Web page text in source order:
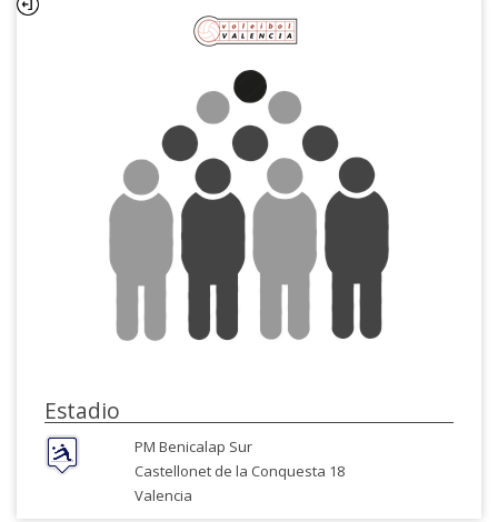
Estadio
PM Benicalap Sur
Castellonet de la Conquesta 18
Valencia